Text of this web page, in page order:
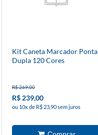
Kit Caneta Marcador Ponta
Dupla 120 Cores
R$ 269,00
R$ 239,00
ou 10x de R$ 23,90 sem juros